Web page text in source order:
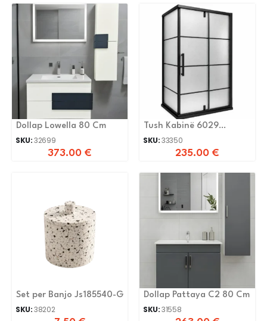
Dollap Lowella 80 Cm
SKU:32699
373.00 €
Tush Kabinë 6029
90x90x200cm 6mm
SKU:33350
235.00 €
Set per Banjo Js185540-G
SKU:38202
Dollap Pattaya C2 80 Cm
SKU:31558